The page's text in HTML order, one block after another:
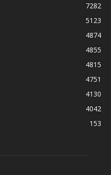
7282
5123
4874
4855
4815
4751
4130
4042
153